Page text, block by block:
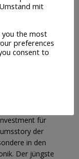
beobachtet. Der
im allgemeinen
getrieben von KI-
positiven
wurde, dass
der
für
der
in den
Der jüngste
mit
you the most
preferences
consent to